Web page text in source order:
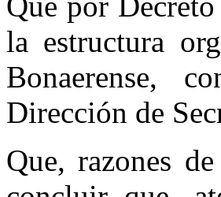
la estructura
Bonaerense,
Dirección de
Que, razones